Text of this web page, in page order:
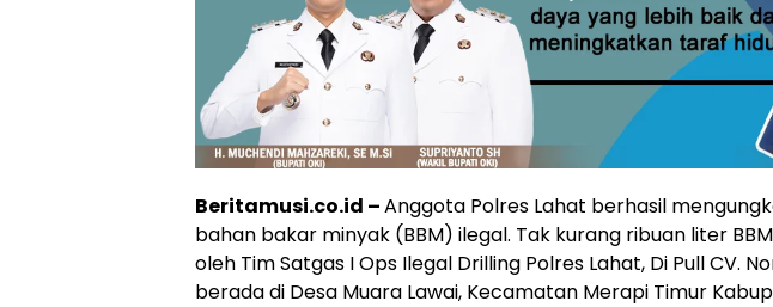
Beritamusi.co.id –Anggota Polres Lahat berhasil
bahan bakar minyak (BBM) ilegal. Tak kurang ribuan liter
oleh Tim Satgas I Ops Ilegal Drilling Polres Lahat, Di Pull CV.
berada di Desa Muara Lawai, Kecamatan Merapi Timur